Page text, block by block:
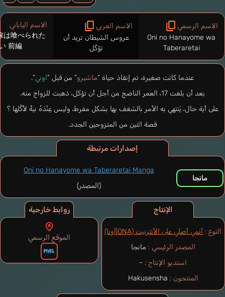
عندما كانت صغيرة، تم إنقاذ حياة “ماشيرو” من قبل “اوني”.
بعد أن بلغت 17، العمر الناضج من أجل أن تؤكل، ذهبت للزواج منه.
على أية حال، يَنتهي به الأمر بالشغف بها بشكل مفرط، وليس عِنْدَهُ نيةُ لأَكْلها ؟
قصة اثنين من المتزوجين الجدد.
الاسم الرسمي
Oni no Hanayome wa
Taberaretai
الاسم العربي
عروس الشيطان تريد أن
تؤكَل
الاسم الياباني
は喰べられた
前編
الإنتاج
النوع : أنمي أصلي على الأنترنيت (ONA|أونا)
المصدر الرئيسي : مانجا
استديو الإنتاج : -
المنتجون :
إصدارات مرتبطة
مانجا
Oni no Hanayome wa Taberaretai Manga
(المصدر)
روابط خارجية
الموقع الرسمي